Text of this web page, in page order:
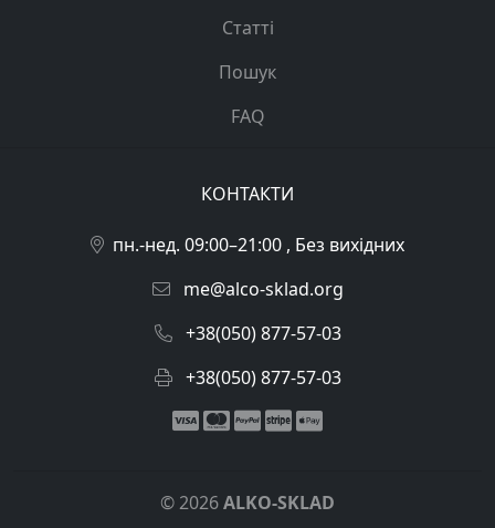
Статті
Пошук
FAQ
КОНТАКТИ
пн.-нед. 09:00–21:00 , Без вихідних
me@alco-sklad.org
+38(050) 877-57-03
+38(050) 877-57-03
©2026ALKO-SKLAD